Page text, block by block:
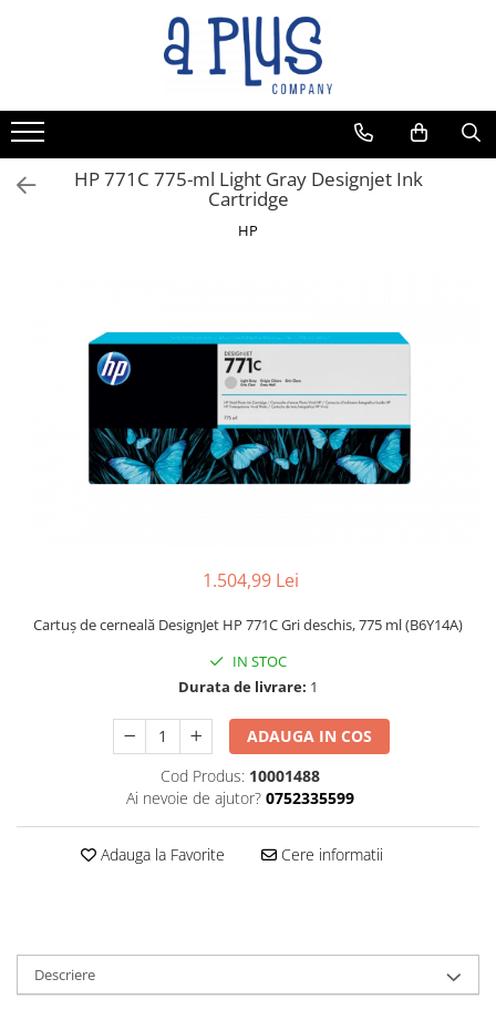
HP 771C 775-ml Light Gray Designjet Ink
Cartridge
HP
1.504,99 Lei
Cartuş de cerneală DesignJet HP 771C Gri deschis, 775 ml (B6Y14A)
IN STOC
Durata de livrare: 1
ADAUGA IN COS
Cod Produs: 10001488
Ai nevoie de ajutor? 0752335599
Adauga la Favorite Cere informatii
Descriere